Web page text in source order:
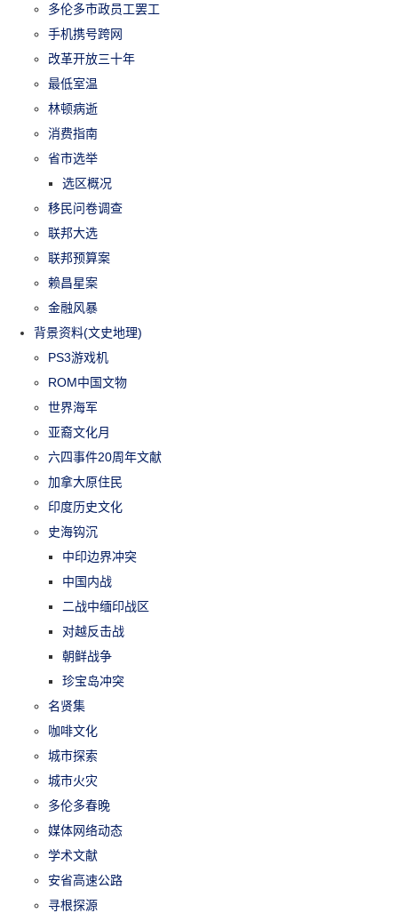
多伦多市政员工罢工
手机携号跨网
改革开放三十年
最低室温
林顿病逝
消费指南
省市选举
选区概况
移民问卷调查
联邦大选
联邦预算案
赖昌星案
金融风暴
背景资料(文史地理)
PS3游戏机
ROM中国文物
世界海军
亚裔文化月
六四事件20周年文献
加拿大原住民
印度历史文化
史海钩沉
中印边界冲突
中国内战
二战中缅印战区
对越反击战
朝鲜战争
珍宝岛冲突
名贤集
咖啡文化
城市探索
城市火灾
多伦多春晚
媒体网络动态
学术文献
安省高速公路
寻根探源